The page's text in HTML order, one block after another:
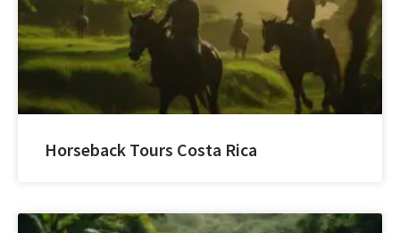
Horseback Tours Costa Rica